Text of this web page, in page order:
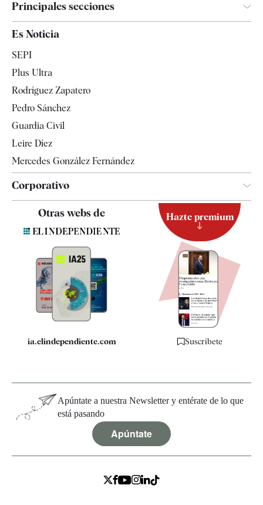
Principales secciones
España
Televisión
Es Noticia
SEPI
Plus Ultra
Rodríguez Zapatero
Pedro Sánchez
Guardia Civil
Leire Díez
Mercedes González Fernández
Corporativo
Contacto
Quiénes somos
Especificaciones
Otras webs de
ia.elindependiente.com
Hazte premium
Suscríbete
Apúntate a nuestra Newsletter y entérate de lo que
está pasando
Apúntate